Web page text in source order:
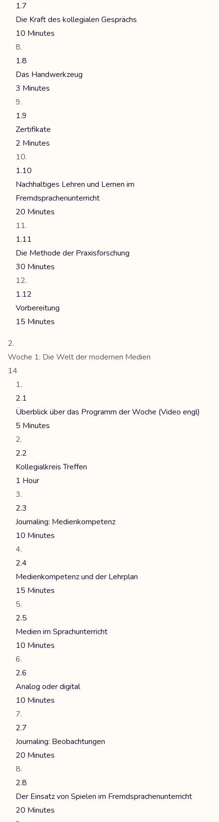
1.7
Die Kraft des kollegialen Gesprächs
10 Minutes
1.8
Das Handwerkzeug
3 Minutes
1.9
Zertifikate
2 Minutes
1.10
Nachhaltiges Lehren und Lernen im
Fremdsprachenunterricht
20 Minutes
1.11
Die Methode der Praxisforschung
30 Minutes
1.12
Vorbereitung
15 Minutes
Woche 1: Die Welt der modernen Medien
14
2.1
Überblick über das Programm der Woche (Video engl)
5 Minutes
2.2
Kollegialkreis Treffen
1 Hour
2.3
Journaling: Medienkompetenz
10 Minutes
2.4
Medienkompetenz und der Lehrplan
15 Minutes
2.5
Medien im Sprachunterricht
10 Minutes
2.6
Analog oder digital
10 Minutes
2.7
Journaling: Beobachtungen
20 Minutes
2.8
Der Einsatz von Spielen im Fremdsprachenunterricht
20 Minutes